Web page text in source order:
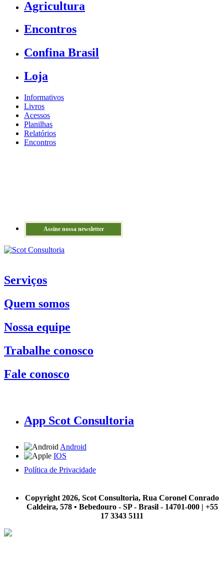
Agricultura
Encontros
Confina Brasil
Loja
Informativos
Livros
Acessos
Planilhas
Relatórios
Encontros
Assine nossa newsletter
Serviços
Quem somos
Nossa equipe
Trabalhe conosco
Fale conosco
App Scot Consultoria
Android
IOS
Política de Privacidade
Copyright 2026, Scot Consultoria, Rua Coronel Conrado
Caldeira, 578 • Bebedouro - SP - Brasil - 14701-000 | +55
17 3343 5111